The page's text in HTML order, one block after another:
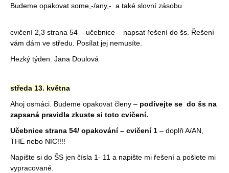
Budeme opakovat some,-/any,- a také slovní zásobu
cvičení 2,3 strana 54 – učebnice – napsat řešení do šs. Řešení
vám dám ve středu. Posílat jej nemusíte.
Hezký týden. Jana Doulová
středa 13. května
Ahoj osmáci. Budeme opakovat členy – podívejte se do šs na
zapsaná pravidla zkuste si toto cvičení.
Učebnice strana 54/ opakování – cvičení 1 – doplň A/AN,
THE nebo NIC!!!!
Napište si do ŠS jen čísla 1- 11 a napište mi řešení a pošlete mi
vypracované.